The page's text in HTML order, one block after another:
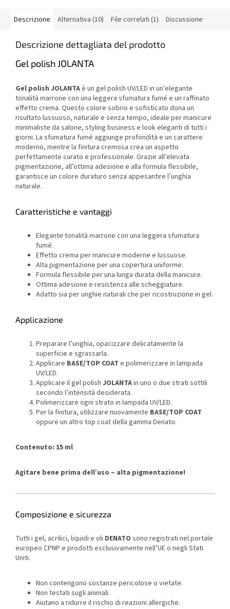
Descrizione Alternativa (10) File correlati (1) Discussione
Descrizione dettagliata del prodotto
Gel polish JOLANTA
Gel polish JOLANTAè un gel polish UV/LED in un’elegante
tonalità marrone con una leggera sfumatura fumé e un raffinato
effetto crema. Questo colore sobrio e sofisticato dona un
risultato lussuoso, naturale e senza tempo, ideale per manicure
minimaliste da salone, styling business e look eleganti di tutti i
giorni. La sfumatura fumé aggiunge profondità e un carattere
moderno, mentre la finitura cremosa crea un aspetto
perfettamente curato e professionale. Grazie all’elevata
pigmentazione, all’ottima adesione e alla formula flessibile,
garantisce un colore duraturo senza appesantire l’unghia
naturale.
Caratteristiche e vantaggi
Elegante tonalità marrone con una leggera sfumatura
fumé.
Effetto crema per manicure moderne e lussuose.
Alta pigmentazione per una copertura uniforme.
Formula flessibile per una lunga durata della manicure.
Ottima adesione e resistenza alle scheggiature.
Adatto sia per unghie naturali che per ricostruzione in gel.
Applicazione
Preparare l’unghia, opacizzare delicatamente la
superficie e sgrassarla.
Applicare BASE/TOP COAT e polimerizzare in lampada
UV/LED.
Applicare il gel polish JOLANTAin uno o due strati sottili
secondo l’intensità desiderata.
Polimerizzare ogni strato in lampada UV/LED.
Per la finitura, utilizzare nuovamente BASE/TOP COAT
oppure un altro top coat della gamma Denato.
Contenuto: 15 ml
Agitare bene prima dell’uso – alta pigmentazione!
Composizione e sicurezza
Tutti i gel, acrilici, liquidi e oli DENATO sono registrati nel portale
europeo CPNP e prodotti esclusivamente nell’UE o negli Stati
Uniti.
Non contengono sostanze pericolose o vietate.
Non testati sugli animali.
Aiutano a ridurre il rischio di reazioni allergiche.